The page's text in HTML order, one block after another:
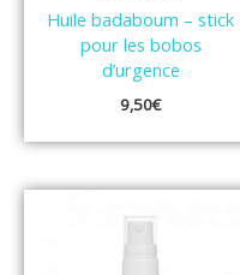
Huile badaboum – stick
pour les bobos
d’urgence
9,50€